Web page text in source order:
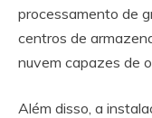
processamento de
centros de
nuvem capazes de
Além disso, a